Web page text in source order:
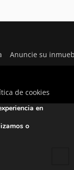
Anuncie su
de cookies
en
o